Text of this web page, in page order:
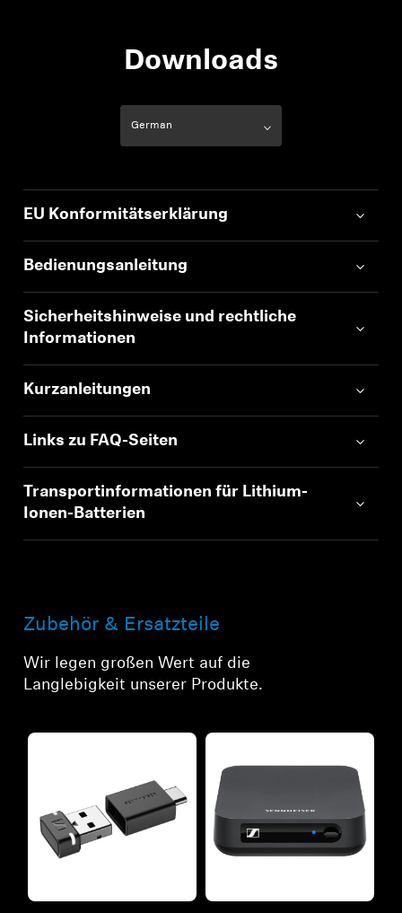
Downloads
EU Konformitätserklärung
Bedienungsanleitung
Sicherheitshinweise und rechtliche
Informationen
Kurzanleitungen
Links zu FAQ-Seiten
Transportinformationen für Lithium-
Ionen-Batterien
Zubehör & Ersatzteile
Wir legen großen Wert auf die
Langlebigkeit unserer Produkte.